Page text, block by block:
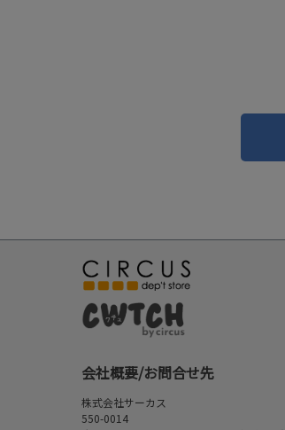
会社概要/お問合せ先
株式会社サーカス
550-0014